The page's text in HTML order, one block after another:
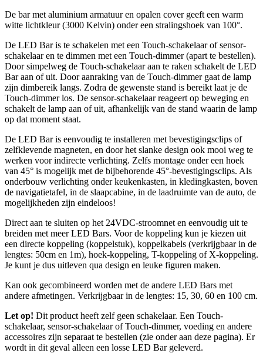
De bar met aluminium armatuur en opalen cover geeft een warm
witte lichtkleur (3000 Kelvin) onder een stralingshoek van 100°.
De LED Bar is te schakelen met een Touch-schakelaar of sensor-
schakelaar en te dimmen met een Touch-dimmer (apart te bestellen).
Door simpelweg de Touch-schakelaar aan te raken schakelt de LED
Bar aan of uit. Door aanraking van de Touch-dimmer gaat de lamp
zijn dimbereik langs. Zodra de gewenste stand is bereikt laat je de
Touch-dimmer los. De sensor-schakelaar reageert op beweging en
schakelt de lamp aan of uit, afhankelijk van de stand waarin de lamp
op dat moment staat.
De LED Bar is eenvoudig te installeren met bevestigingsclips of
zelfklevende magneten, en door het slanke design ook mooi weg te
werken voor indirecte verlichting. Zelfs montage onder een hoek
van 45° is mogelijk met de bijbehorende 45°-bevestigingsclips. Als
onderbouw verlichting onder keukenkasten, in kledingkasten, boven
de navigatietafel, in de slaapcabine, in de laadruimte van de auto, de
mogelijkheden zijn eindeloos!
Direct aan te sluiten op het 24VDC-stroomnet en eenvoudig uit te
breiden met meer LED Bars. Voor de koppeling kun je kiezen uit
een directe koppeling (koppelstuk), koppelkabels (verkrijgbaar in de
lengtes: 50cm en 1m), hoek-koppeling, T-koppeling of X-koppeling.
Je kunt je dus uitleven qua design en leuke figuren maken.
Kan ook gecombineerd worden met de andere LED Bars met
andere afmetingen. Verkrijgbaar in de lengtes: 15, 30, 60 en 100 cm.
Let op! Dit product heeft zelf geen schakelaar. Een Touch-
schakelaar, sensor-schakelaar of Touch-dimmer, voeding en andere
accessoires zijn separaat te bestellen (zie onder aan deze pagina). Er
wordt in dit geval alleen een losse LED Bar geleverd.